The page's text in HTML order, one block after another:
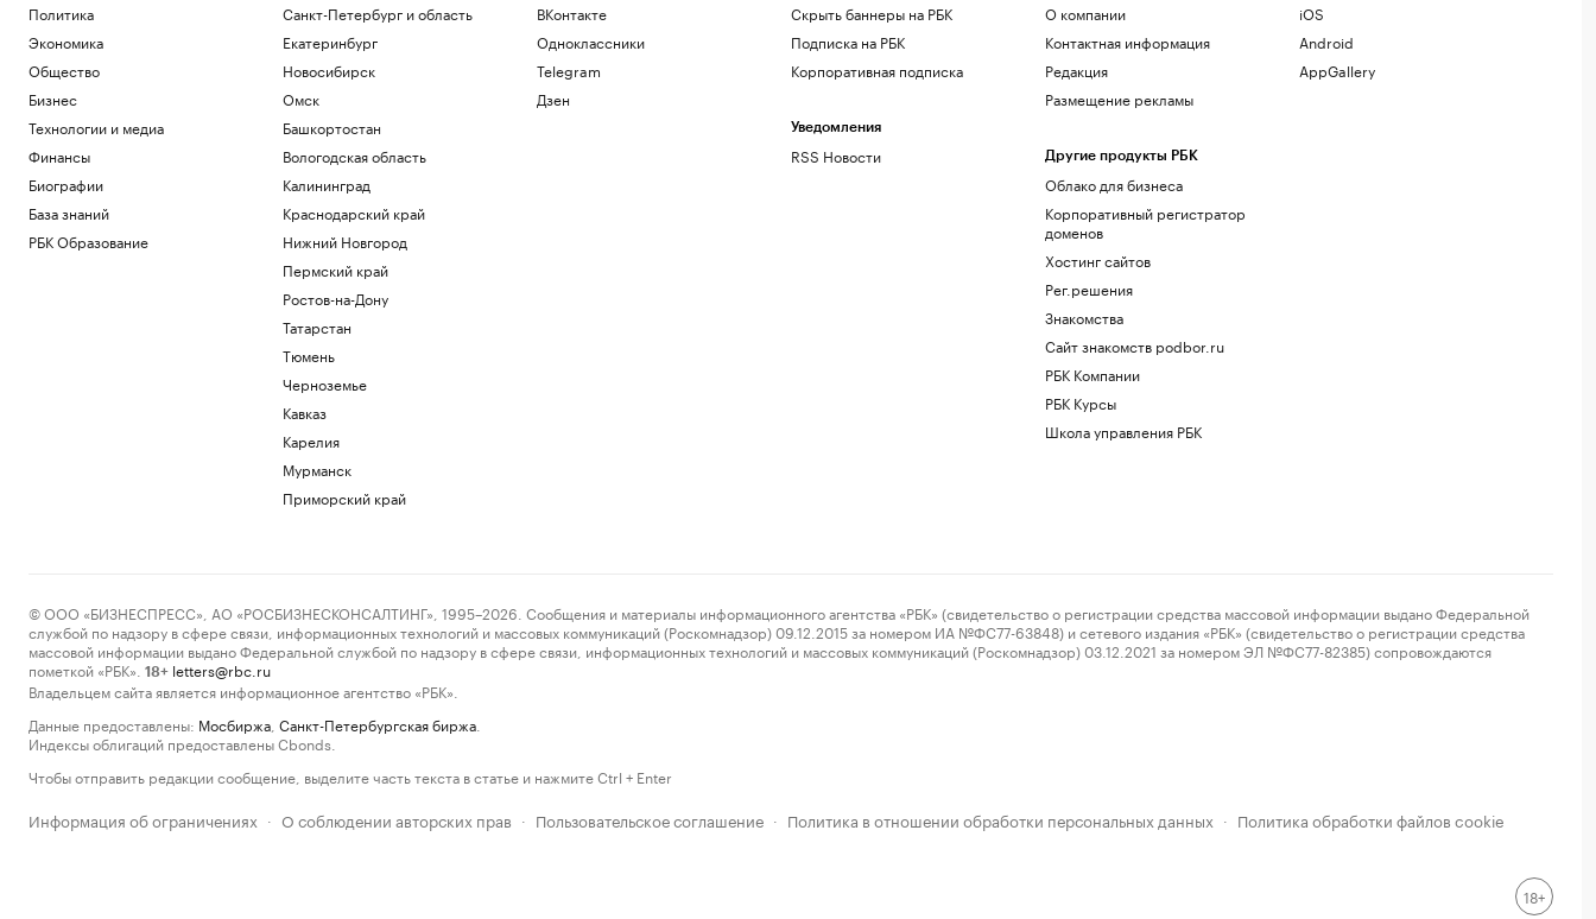
Политика
Экономика
Общество
Бизнес
Технологии и медиа
Финансы
Биографии
База знаний
РБК Образование
Санкт-Петербург и область
Екатеринбург
Новосибирск
Омск
Башкортостан
Вологодская область
Калининград
Краснодарский край
Нижний Новгород
Пермский край
Ростов-на-Дону
Татарстан
Тюмень
Черноземье
Кавказ
Карелия
Мурманск
Приморский край
ВКонтакте
Одноклассники
Telegram
Дзен
Скрыть баннеры на РБК
Подписка на РБК
Корпоративная подписка
Уведомления
RSS Новости
О компании
Контактная информация
Редакция
Размещение рекламы
Другие продукты РБК
Облако для бизнеса
Корпоративный регистратор
доменов
Хостинг сайтов
Рег.решения
Знакомства
Сайт знакомств podbor.ru
РБК Компании
РБК Курсы
Школа управления РБК
iOS
Android
AppGallery
© ООО «БИЗНЕСПРЕСС», АО «РОСБИЗНЕСКОНСАЛТИНГ», 1995–2026. Сообщения и материалы информационного агентства «РБК» (свидетельство о регистрации средства массовой информации выдано Федеральной
службой по надзору в сфере связи, информационных технологий и массовых коммуникаций (Роскомнадзор) 09.12.2015 за номером ИА №ФС77-63848) и сетевого издания «РБК» (свидетельство о регистрации средства
массовой информации выдано Федеральной службой по надзору в сфере связи, информационных технологий и массовых коммуникаций (Роскомнадзор) 03.12.2021 за номером ЭЛ №ФС77-82385) сопровождаются
пометкой «РБК».
18+ letters@rbc.ru
Владельцем сайта является информационное агентство «РБК».
Данные предоставлены: Мосбиржа Санкт-Петербургская биржа
Индексы облигаций предоставлены Cbonds.
Чтобы отправить редакции сообщение, выделите часть текста в статье и нажмите Ctrl + Enter
Информация об ограничениях · О соблюдении авторских прав · Пользовательское соглашение · Политика в отношении обработки персональных данных · Политика обработки файлов cookie
18+